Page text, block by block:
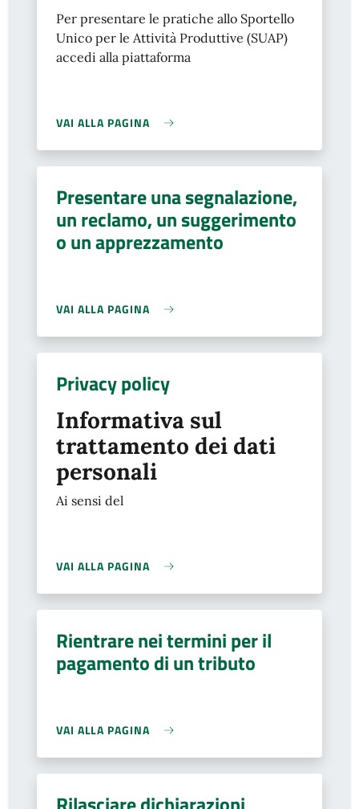
Per presentare le pratiche allo Sportello
Unico per le Attività Produttive (SUAP)
accedi alla piattaforma
VAI ALLA PAGINA
Presentare una segnalazione,
un reclamo, un suggerimento
o un apprezzamento
VAI ALLA PAGINA
Privacy policy
Informativa sul
trattamento dei dati
personali
Ai sensi del
VAI ALLA PAGINA
Rientrare nei termini per il
pagamento di un tributo
VAI ALLA PAGINA